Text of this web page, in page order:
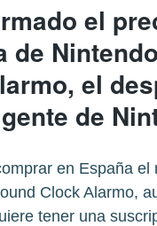
el
de
el
de
en España el
Clock Alarmo,
tener una